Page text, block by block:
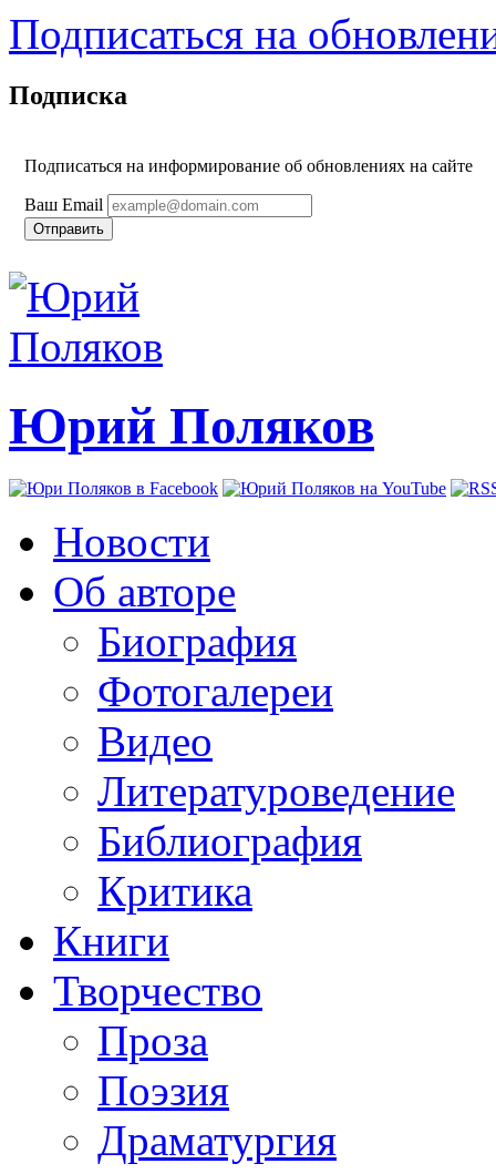
Подписаться на
Подписка
Подписаться на информирование об обновлениях на сайте
Ваш Email
Юрий Поляков
Новости
Об авторе
Биография
Фотогалереи
Видео
Литературоведение
Библиография
Критика
Книги
Творчество
Проза
Поэзия
Драматургия